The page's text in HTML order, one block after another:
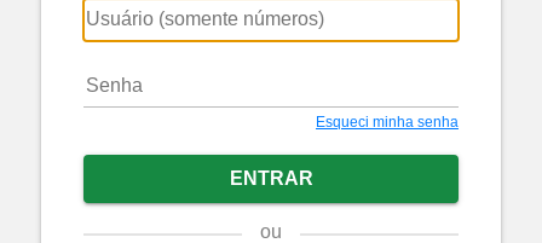
Esqueci minha senha
ENTRAR
ou